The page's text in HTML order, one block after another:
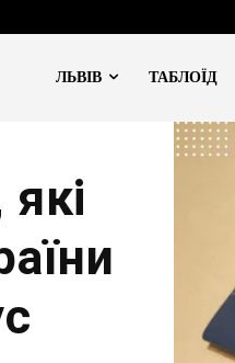
ЛЬВІВ
ТАБЛОЇД